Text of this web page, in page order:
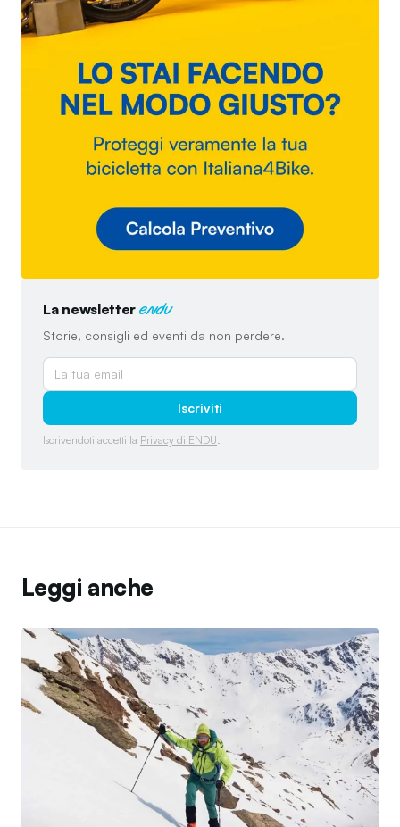
La newsletter endu
Storie, consigli ed eventi da non perdere.
Iscriviti
Iscrivendoti accetti la Privacy di ENDU.
Leggi anche